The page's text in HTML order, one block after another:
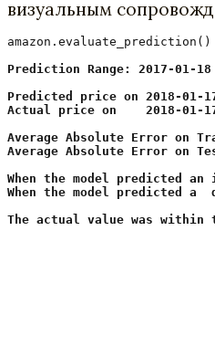
визуальным
amazon.evaluate_prediction()
Prediction Range: 2017-01-
Predicted price on 2018-01-
Actual price on    2018-01-
Average Absolute Error on
Average Absolute Error on
When the model predicted
When the model predicted a
The actual value was within